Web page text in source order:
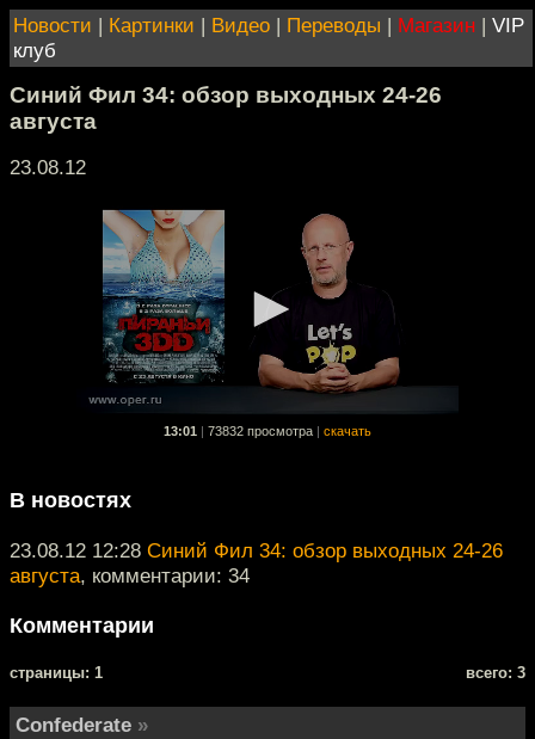
Новости | Картинки | Видео | Переводы | Магазин | VIP
клуб
Синий Фил 34: обзор выходных 24-26
августа
23.08.12
13:01 73832 просмотра скачать
В новостях
23.08.12 12:28 Синий Фил 34: обзор выходных 24-26
августа, комментарии: 34
Комментарии
cтраницы: 1 всего: 3
Confederate »